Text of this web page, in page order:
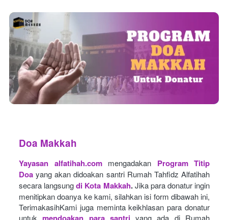
Doa Makkah
Yayasan alfatihah.com mengadakan
Program Titip
Doa yang akan didoakan santri Rumah Tahfidz Alfatihah
secara langsung di Kota Makkah. Jika para donatur ingin
menitipkan doanya ke kami, silahkan isi form dibawah ini,
TerimakasihKami juga meminta keikhlasan para donatur
untuk
yang ada di Rumah